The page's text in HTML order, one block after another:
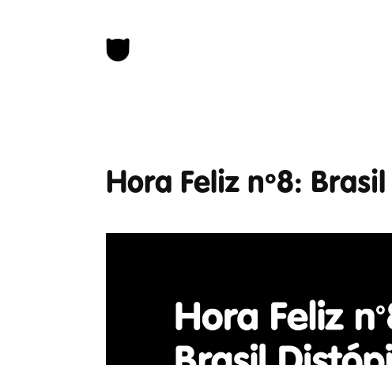
Hora Feliz nº8: